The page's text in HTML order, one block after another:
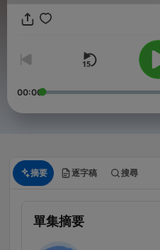
Síguenos en nuestras redes
Facebook: https://
Twitter: https://twitter.com/
Email:
https://www.spreaker.com/
00:00
摘要 逐字稿 搜尋
單集摘要